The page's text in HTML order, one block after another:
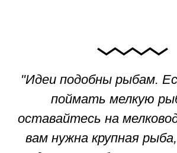
"Идеи подобны рыбам.
поймать мелкую
оставайтесь на
вам нужна крупная